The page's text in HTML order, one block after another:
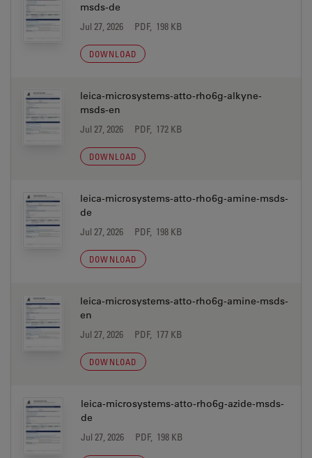
msds-de
Jul 27, 2026 PDF, 198 KB
DOWNLOAD
leica-microsystems-atto-rho6g-alkyne-
msds-en
Jul 27, 2026 PDF, 172 KB
DOWNLOAD
leica-microsystems-atto-rho6g-amine-msds-
de
Jul 27, 2026 PDF, 198 KB
DOWNLOAD
leica-microsystems-atto-rho6g-amine-msds-
en
Jul 27, 2026 PDF, 177 KB
DOWNLOAD
leica-microsystems-atto-rho6g-azide-msds-
de
Jul 27, 2026 PDF, 198 KB